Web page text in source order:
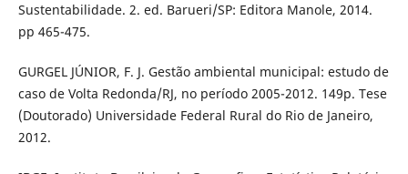
Sustentabilidade. 2. ed. Barueri/SP: Editora Manole, 2014.
pp 465-475.
GURGEL JÚNIOR, F. J. Gestão ambiental municipal: estudo de
caso de Volta Redonda/RJ, no período 2005-2012. 149p. Tese
(Doutorado) Universidade Federal Rural do Rio de Janeiro,
2012.